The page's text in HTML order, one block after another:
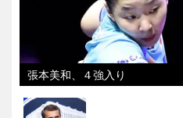
張本美和、４強入り